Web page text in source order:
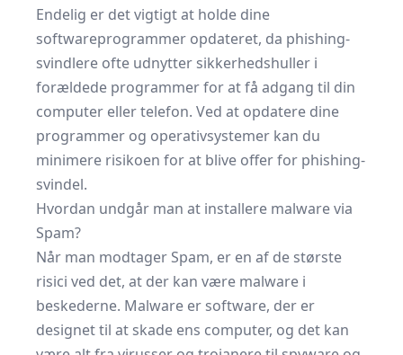
Endelig er det vigtigt at holde dine
softwareprogrammer opdateret, da phishing-
svindlere ofte udnytter sikkerhedshuller i
forældede programmer for at få adgang til din
computer eller telefon. Ved at opdatere dine
programmer og operativsystemer kan du
minimere risikoen for at blive offer for phishing-
svindel.
Hvordan undgår man at installere malware via
Spam?
Når man modtager Spam, er en af de største
risici ved det, at der kan være malware i
beskederne. Malware er software, der er
designet til at skade ens computer, og det kan